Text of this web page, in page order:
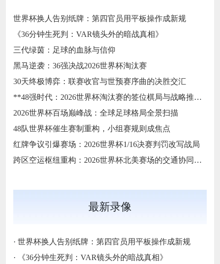
世界杯换人告别纸牌：第四官员用平板操作成新规
《36分钟生死判：VAR镜头外的暗战真相》
三代绿茵：足球的血脉与信仰
黑马逆袭：36强决战2026世界杯淘汰赛
30天终极博弈：联赛收官与世预赛序曲的决胜交汇
**48强时代：2026世界杯淘汰赛的签位棋局与战略推演**
2026世界杯百场巅峰战：全球足球格局全景扫描
48队世界杯催生赛制重构，小组赛规则成焦点
红牌争议引爆赛场：2026世界杯1/16决赛判罚改写战局
跨区空运枢纽重构：2026世界杯北美赛场的交通协同与效能优化方案
最新录像
· 世界杯换人告别纸牌：第四官员用平板操作成新规
·
《36分钟生死判：VAR镜头外的暗战真相》